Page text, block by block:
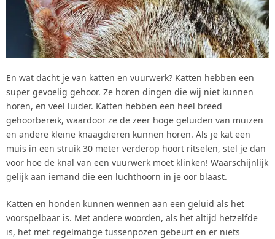
En wat dacht je van katten en vuurwerk? Katten hebben een
super gevoelig gehoor. Ze horen dingen die wij niet kunnen
horen, en veel luider. Katten hebben een heel breed
gehoorbereik, waardoor ze de zeer hoge geluiden van muizen
en andere kleine knaagdieren kunnen horen. Als je kat een
muis in een struik 30 meter verderop hoort ritselen, stel je dan
voor hoe de knal van een vuurwerk moet klinken! Waarschijnlijk
gelijk aan iemand die een luchthoorn in je oor blaast.
Katten en honden kunnen wennen aan een geluid als het
voorspelbaar is. Met andere woorden, als het altijd hetzelfde
is, het met regelmatige tussenpozen gebeurt en er niets